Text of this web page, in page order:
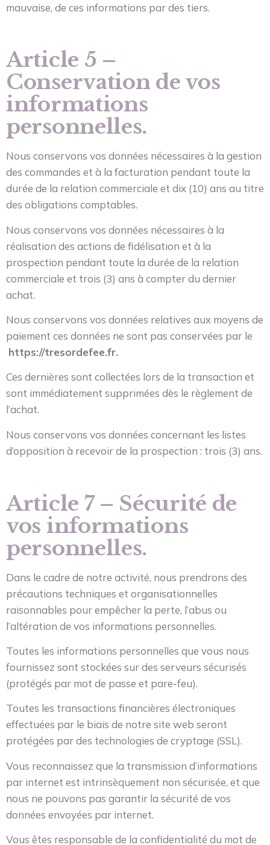
mauvaise, de ces informations par des tiers.
Article 5 –
Conservation de vos
informations
personnelles.
Nous conservons vos données nécessaires à la gestion
des commandes et à la facturation pendant toute la
durée de la relation commerciale et dix (10) ans au titre
des obligations comptables.
Nous conservons vos données nécessaires à la
réalisation des actions de fidélisation et à la
prospection pendant toute la durée de la relation
commerciale et trois (3) ans à compter du dernier
achat.
Nous conservons vos données relatives aux moyens de
paiement ces données ne sont pas conservées par le
https://tresordefee.fr.
Ces dernières sont collectées lors de la transaction et
sont immédiatement supprimées dès le règlement de
l’achat.
Nous conservons vos données concernant les listes
d’opposition à recevoir de la prospection : trois (3) ans.
Article 7 – Sécurité de
vos informations
personnelles.
Dans le cadre de notre activité, nous prendrons des
précautions techniques et organisationnelles
raisonnables pour empêcher la perte, l’abus ou
l’altération de vos informations personnelles.
Toutes les informations personnelles que vous nous
fournissez sont stockées sur des serveurs sécurisés
(protégés par mot de passe et pare-feu).
Toutes les transactions financières électroniques
effectuées par le biais de notre site web seront
protégées par des technologies de cryptage (SSL).
Vous reconnaissez que la transmission d’informations
par internet est intrinsèquement non sécurisée, et que
nous ne pouvons pas garantir la sécurité de vos
données envoyées par internet.
Vous êtes responsable de la confidentialité du mot de